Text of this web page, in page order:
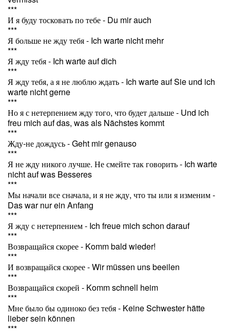
***
И я буду тосковать по тебе - Du mir auch
***
Я больше не жду тебя - Ich warte nicht mehr
***
Я жду тебя - Ich warte auf dich
***
Я жду тебя, а я не люблю ждать - Ich warte auf Sie und ich
warte nicht gerne
***
Но я с нетерпением жду того, что будет дальше - Und ich
freu mich auf das, was als Nächstes kommt
***
Жду-не дождусь - Geht mir genauso
***
Я не жду никого лучше. Не смейте так говорить - Ich warte
nicht auf was Besseres
***
Мы начали все сначала, и я не жду, что ты или я изменим -
Das war nur ein Anfang
***
Я жду с нетерпением - Ich freue mich schon darauf
***
Возвращайся скорее - Komm bald wieder!
***
И возвращайся скорее - Wir müssen uns beeilen
***
Возвращайся скорей - Komm schnell heim
***
Мне было бы одиноко без тебя - Keine Schwester hätte
lieber sein können
***